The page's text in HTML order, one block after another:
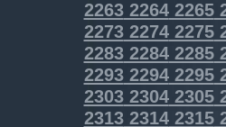
226322642265
227322742275
228322842285
229322942295
230323042305
231323142315